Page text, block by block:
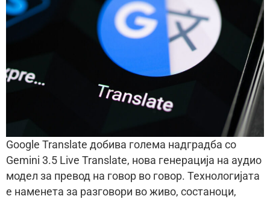
Google Translate добива голема надградба со
Gemini 3.5 Live Translate, нова генерација на аудио
модел за превод на говор во говор. Технологијата
е наменета за разговори во живо, состаноци,